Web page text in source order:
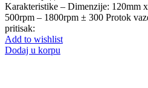
Karakteristike – Dimenzije: 120mm
500rpm – 1800rpm ± 300 Protok
pritisak:
Add to wishlist
Dodaj u korpu